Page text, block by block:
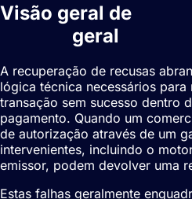
Visão geral de
geral
A recuperação de recusas
lógica técnica necessários
transação sem sucesso dentro
pagamento. Quando um
de autorização através de um
intervenientes, incluindo o
emissor, podem devolver uma
Estas falhas geralmente